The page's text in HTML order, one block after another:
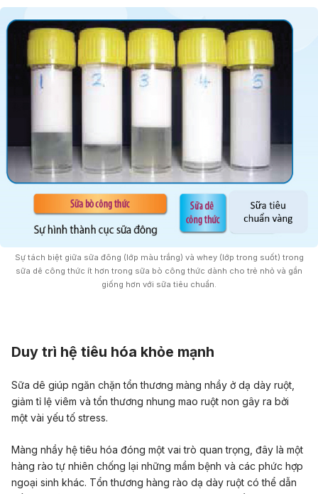
Sự tách biệt giữa sữa đông (lớp màu trắng) và whey (lớp trong suốt) trong
sữa dê công thức ít hơn trong sữa bò công thức dành cho trẻ nhỏ và gần
giống hơn với sữa tiêu chuẩn.
Duy trì hệ tiêu hóa khỏe mạnh
Sữa dê giúp ngăn chặn tổn thương màng nhầy ở dạ dày ruột,
giảm tỉ lệ viêm và tổn thương nhung mao ruột non gây ra bởi
một vài yếu tố stress.
Màng nhầy hệ tiêu hóa đóng một vai trò quan trọng, đây là một
hàng rào tự nhiên chống lại những mầm bệnh và các phức hợp
ngoại sinh khác. Tổn thương hàng rào dạ dày ruột có thể dẫn